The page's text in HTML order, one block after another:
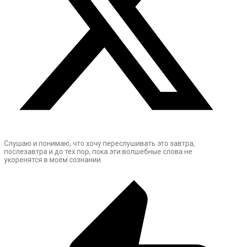
Слушаю и понимаю, что хочу переслушивать это завтра,
послезавтра и до тех пор, пока эти волшебные слова не
укоренятся в моём сознании.